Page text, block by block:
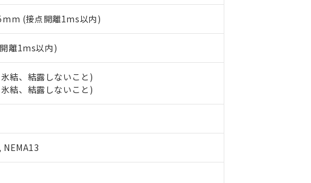
(接点開離1ms以内)
離1ms以内)
結、結露しないこと)
結、結露しないこと)
NEMA13
庫切替を完了していることから、特段のことがない限り、2022年1月12日よ